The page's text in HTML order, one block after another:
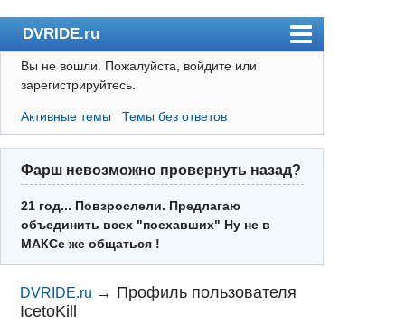
DVRIDE.ru
Форум
Пользователи
Правила
Поиск
Регистрация
Вход
Вы не вошли. Пожалуйста, войдите или
зарегистрируйтесь.
Активные темы Темы без ответов
Фарш невозможно провернуть назад?
21 год... Повзрослели. Предлагаю
объединить всех "поехавших" Ну не в
МАКСе же общаться !
DVRIDE.ru → Профиль пользователя
IcetoKill